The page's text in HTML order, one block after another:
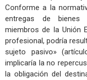
Conforme a la
entregas de bienes
miembros de la Unión
profesional, podría
sujeto pasivo»
implicaría la no
la obligación del